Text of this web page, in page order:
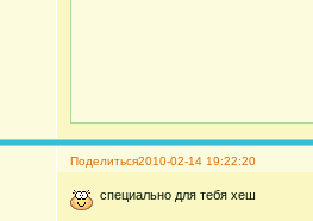
Поделиться2010-02-14 19:22:20
специально для тебя хеш